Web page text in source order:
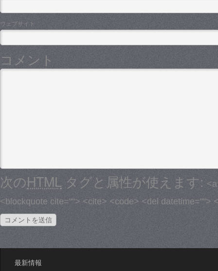
ウェブサイト
コメント
次のHTMLタグと属性が使えます:
<blockquote cite=""> <cite> <code> <del datetime="">
最新情報